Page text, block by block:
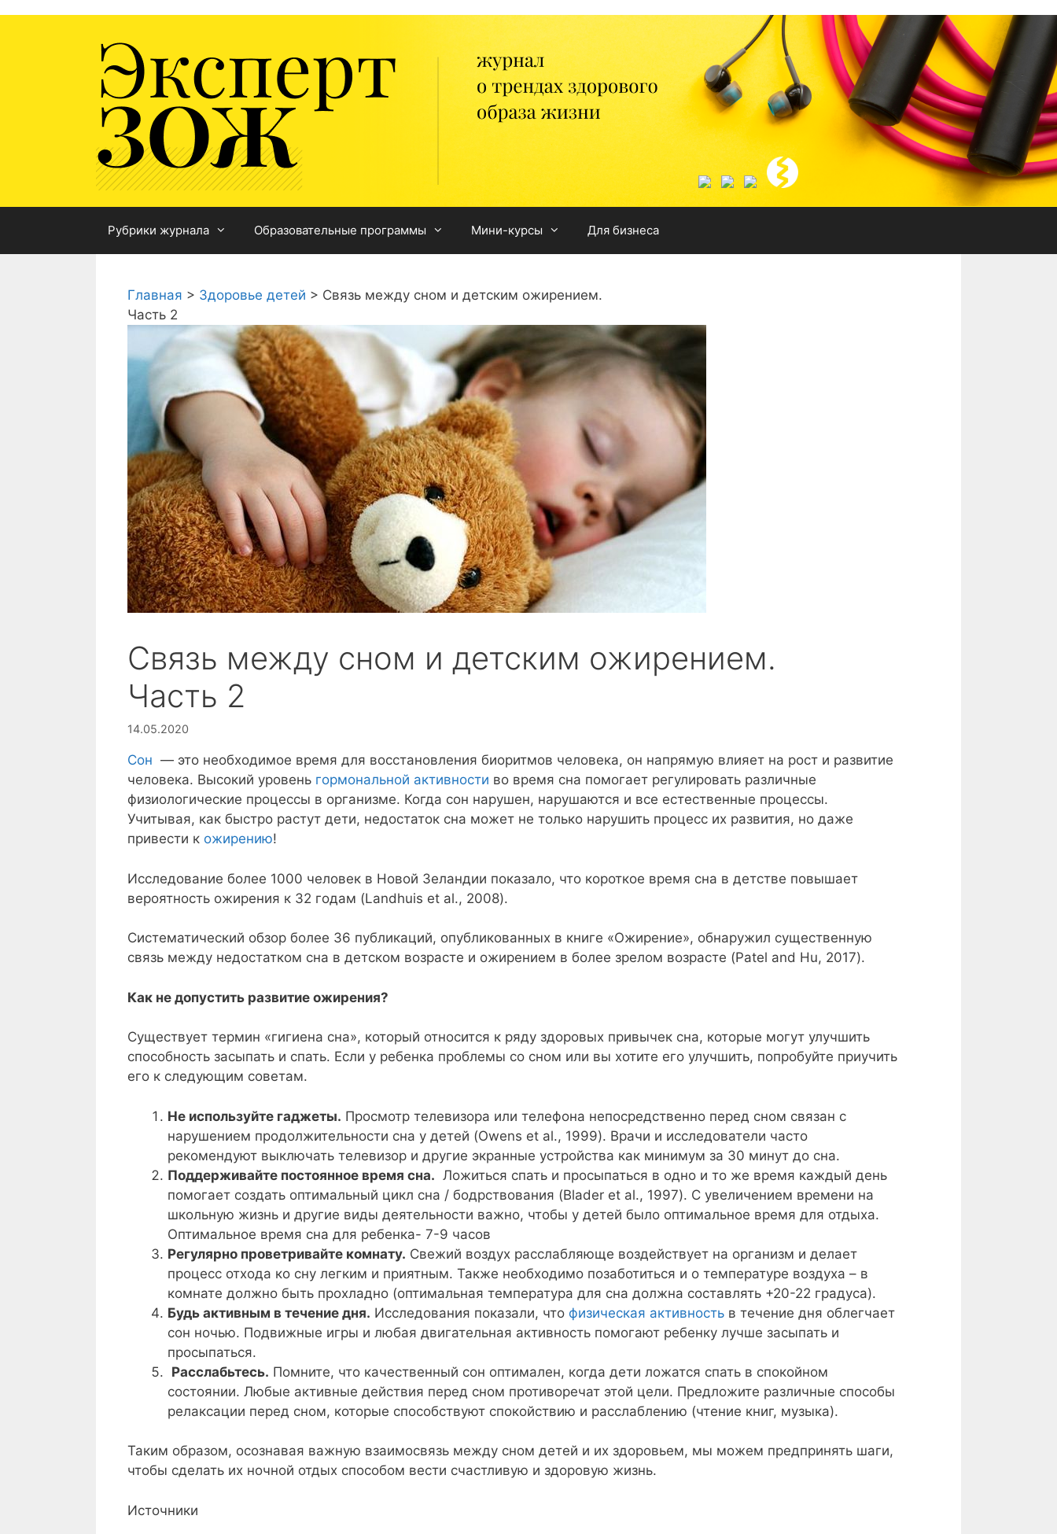
Рубрики журнала Образовательные программы Мини-курсы Для бизнеса
Главная > Здоровье детей > Связь между сном и детским ожирением.
Часть 2
Связь между сном и детским ожирением.
Часть 2
14.05.2020
Сон — это необходимое время для восстановления биоритмов человека, он напрямую влияет на рост и развитие
человека. Высокий уровень гормональной активности во время сна помогает регулировать различные
физиологические процессы в организме. Когда сон нарушен, нарушаются и все естественные процессы.
Учитывая, как быстро растут дети, недостаток сна может не только нарушить процесс их развития, но даже
привести к ожирению!
Исследование более 1000 человек в Новой Зеландии показало, что короткое время сна в детстве повышает
вероятность ожирения к 32 годам (Landhuis et al., 2008).
Систематический обзор более 36 публикаций, опубликованных в книге «Ожирение», обнаружил существенную
связь между недостатком сна в детском возрасте и ожирением в более зрелом возрасте (Patel and Hu, 2017).
Как не допустить развитие ожирения?
Существует термин «гигиена сна», который относится к ряду здоровых привычек сна, которые могут улучшить
способность засыпать и спать. Если у ребенка проблемы со сном или вы хотите его улучшить, попробуйте приучить
его к следующим советам.
Не используйте гаджеты. Просмотр телевизора или телефона непосредственно перед сном связан с
нарушением продолжительности сна у детей (Owens et al., 1999). Врачи и исследователи часто
рекомендуют выключать телевизор и другие экранные устройства как минимум за 30 минут до сна.
Поддерживайте постоянное время сна. Ложиться спать и просыпаться в одно и то же время каждый день
помогает создать оптимальный цикл сна / бодрствования (Blader et al., 1997). С увеличением времени на
школьную жизнь и другие виды деятельности важно, чтобы у детей было оптимальное время для отдыха.
Оптимальное время сна для ребенка- 7-9 часов
Регулярно проветривайте комнату. Свежий воздух расслабляюще воздействует на организм и делает
процесс отхода ко сну легким и приятным. Также необходимо позаботиться и о температуре воздуха – в
комнате должно быть прохладно (оптимальная температура для сна должна составлять +20-22 градуса).
Будь активным в течение дня. Исследования показали, что физическая активность в течение дня облегчает
сон ночью. Подвижные игры и любая двигательная активность помогают ребенку лучше засыпать и
просыпаться.
Расслабьтесь. Помните, что качественный сон оптимален, когда дети ложатся спать в спокойном
состоянии. Любые активные действия перед сном противоречат этой цели. Предложите различные способы
релаксации перед сном, которые способствуют спокойствию и расслаблению (чтение книг, музыка).
Таким образом, осознавая важную взаимосвязь между сном детей и их здоровьем, мы можем предпринять шаги,
чтобы сделать их ночной отдых способом вести счастливую и здоровую жизнь.
Источники